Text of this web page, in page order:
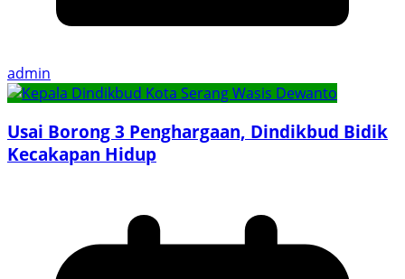
admin
Usai Borong 3 Penghargaan, Dindikbud Bidik
Kecakapan Hidup